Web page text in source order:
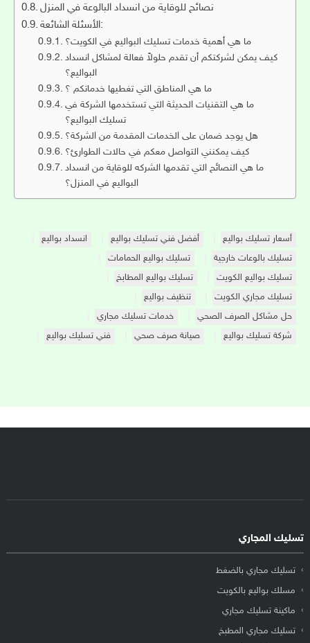
نصائح للوقاية من انسداد البالوعة في المنزل
الأسئلة الشائعة:
ما هي أهمية خدمات تسليك البواليع في الكويت؟
كيف يمكن لشركتكم أن تقدم حلولاً فعالة لمشاكل انسداد
البواليع؟
ما هي المناطق التي تغطيها خدماتكم ؟
ما هي التقنيات الحديثة التي تستخدمها الشركة في
تسليك البواليع؟
هل يوجد ضمان على الخدمات المقدمة من الشركة؟
كيف يمكنني التواصل معكم في حالات الطوارئ؟
ما هي النصائح التي تقدمها الشركه للوقاية من انسداد
البواليع في المنزل؟
أسعار تسليك بواليع أفضل فني تسليك بواليع
انسداد بواليع
تسليك بالوعات خارجية
تسليك بواليع الحمامات
تسليك بواليع الكويت
تسليك بواليع المطابخ
تسليك مجاري الكويت
تنظيف بواليع
حل مشاكل الصرف الصحي
خدمات تسليك مجاري
شركة تسليك بواليع
صيانة صرف صحي فني تسليك بواليع
تسليك المجاري
تسليك مجاري بالضغط
مسلك بواليع بالكويت
ماكينة تسليك مجاري
تسليك مجاري المطبخ